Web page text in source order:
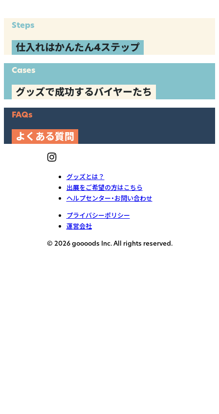
Steps
仕入れはかんたん4ステップ
Cases
グッズで成功するバイヤーたち
FAQs
よくある質問
グッズとは？
出展をご希望の方はこちら
ヘルプセンター・お問い合わせ
プライバシーポリシー
運営会社
© 2026 goooods Inc. All rights reserved.